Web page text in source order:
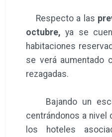
Respecto a las
octubre, ya se
habitaciones
se verá aumentado
rezagadas.
Bajando un
centrándonos a nivel
los hoteles